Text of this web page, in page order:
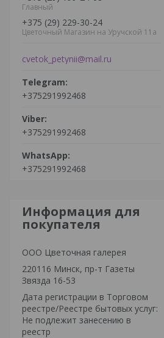
Главный
+375 (29) 229-30-24
Цветочный Магазин на Уручской 11а
cvetok_petynii@mail.ru
+375291992468
+375291992468
+375291992468
Информация для
покупателя
ООО Цветочная галерея
220116 Минск, пр-т Газеты
Звязда 16-53
Дата регистрации в Торговом
реестре/Реестре бытовых услуг:
Не подлежит занесению в
реестр